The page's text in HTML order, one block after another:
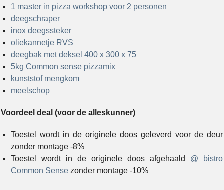
1 master in pizza workshop voor 2 personen
deegschraper
inox deegssteker
oliekannetje RVS
deegbak met deksel 400 x 300 x 75
5kg Common sense pizzamix
kunststof mengkom
meelschop
Voordeel deal (voor de alleskunner)
Toestel wordt in de originele doos geleverd voor de deur
zonder montage -8%
Toestel wordt in de originele doos afgehaald @ bistro
Common Sense zonder montage -10%